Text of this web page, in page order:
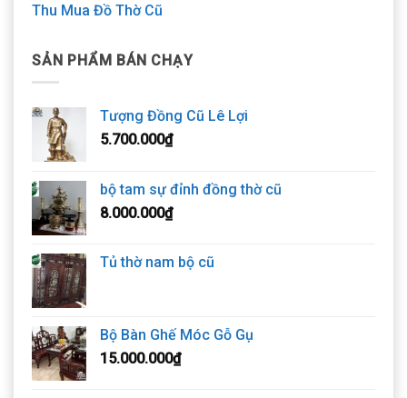
Thu Mua Đồ Thờ Cũ
SẢN PHẨM BÁN CHẠY
Tượng Đồng Cũ Lê Lợi
5.700.000₫
bộ tam sự đỉnh đồng thờ cũ
8.000.000₫
Tủ thờ nam bộ cũ
Bộ Bàn Ghế Móc Gỗ Gụ
15.000.000₫